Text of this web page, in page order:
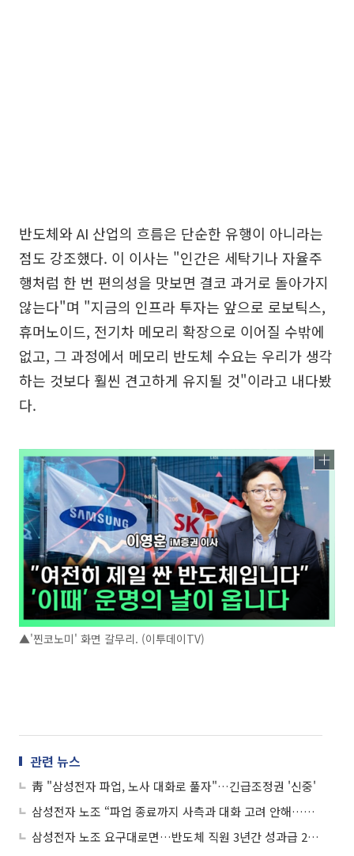
반도체와 AI 산업의 흐름은 단순한 유행이 아니라는
점도 강조했다. 이 이사는 "인간은 세탁기나 자율주
행처럼 한 번 편의성을 맛보면 결코 과거로 돌아가지
않는다"며 "지금의 인프라 투자는 앞으로 로보틱스,
휴머노이드, 전기차 메모리 확장으로 이어질 수밖에
없고, 그 과정에서 메모리 반도체 수요는 우리가 생각
하는 것보다 훨씬 견고하게 유지될 것"이라고 내다봤
다.
▲'찐코노미' 화면 갈무리. (이투데이TV)
관련 뉴스
靑 "삼성전자 파업, 노사 대화로 풀자"…긴급조정권 '신중'
삼성전자 노조 “파업 종료까지 사측과 대화 고려 안해…협박·폭행 생각 없어”
삼성전자 노조 요구대로면…반도체 직원 3년간 성과급 26억